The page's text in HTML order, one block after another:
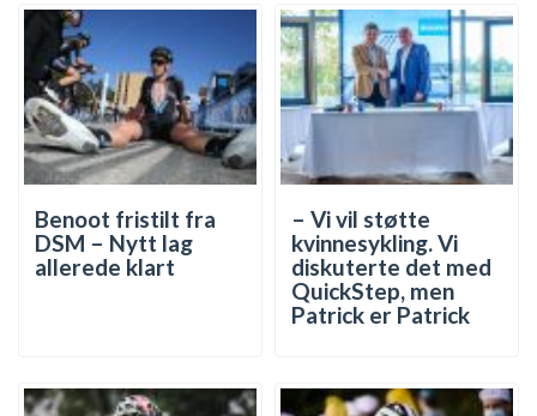
Benoot fristilt fra
DSM – Nytt lag
allerede klart
– Vi vil støtte
kvinnesykling. Vi
diskuterte det med
QuickStep, men
Patrick er Patrick